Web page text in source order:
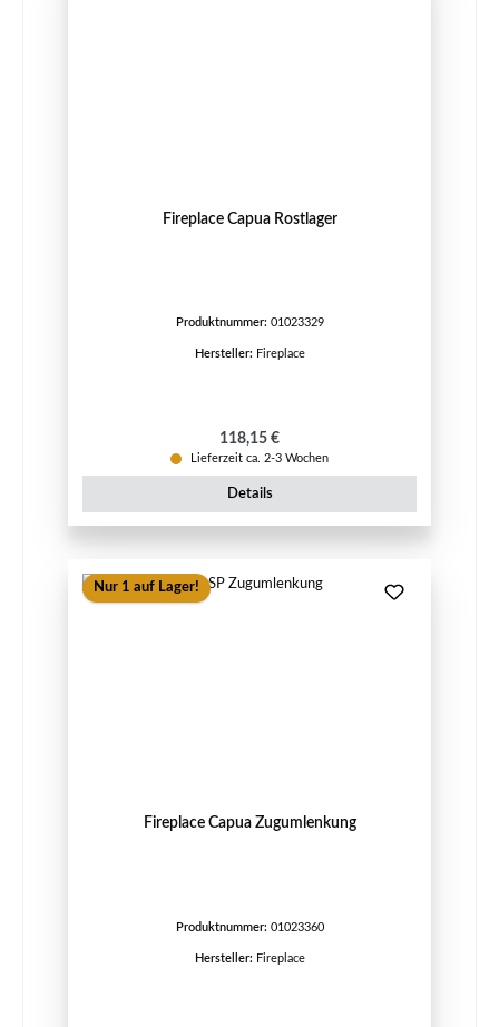
Fireplace Capua Rostlager
Produktnummer: 01023329
Hersteller: Fireplace
Regulärer Preis:
118,15 €
Lieferzeit ca. 2-3 Wochen
Details
Nur 1 auf Lager!
Fireplace Capua Zugumlenkung
Produktnummer: 01023360
Hersteller: Fireplace